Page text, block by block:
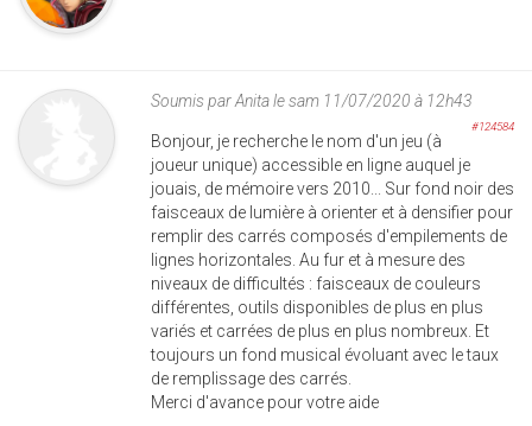
Soumis parAnitale sam 11/07/2020 à 12h43
#124584
Bonjour, je recherche le nom d'un jeu (à
joueur unique) accessible en ligne auquel je
jouais, de mémoire vers 2010... Sur fond noir des
faisceaux de lumière à orienter et à densifier pour
remplir des carrés composés d'empilements de
lignes horizontales. Au fur et à mesure des
niveaux de difficultés : faisceaux de couleurs
différentes, outils disponibles de plus en plus
variés et carrées de plus en plus nombreux. Et
toujours un fond musical évoluant avec le taux
de remplissage des carrés.
Merci d'avance pour votre aide